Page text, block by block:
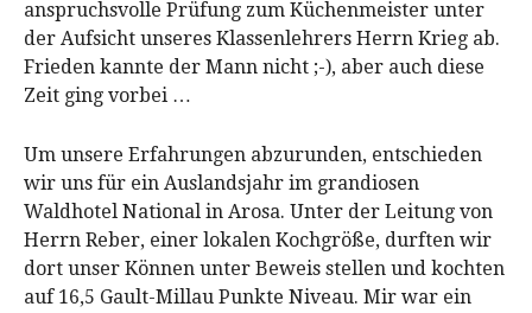
anspruchsvolle Prüfung zum Küchenmeister unter
der Aufsicht unseres Klassenlehrers Herrn Krieg ab.
Frieden kannte der Mann nicht ;-), aber auch diese
Zeit ging vorbei …
Um unsere Erfahrungen abzurunden, entschieden
wir uns für ein Auslandsjahr im grandiosen
Waldhotel National in Arosa. Unter der Leitung von
Herrn Reber, einer lokalen Kochgröße, durften wir
dort unser Können unter Beweis stellen und kochten
auf 16,5 Gault-Millau Punkte Niveau. Mir war ein